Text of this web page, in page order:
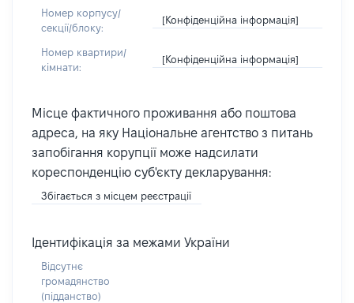
Номер корпусу/
секції/блоку:
[Конфіденційна інформація]
Номер квартири/
кімнати:
[Конфіденційна інформація]
Місце фактичного проживання або поштова
адреса, на яку Національне агентство з питань
запобігання корупції може надсилати
кореспонденцію суб'єкту декларування:
Збігається з місцем реєстрації
Ідентифікація за межами України
Відсутнє
громадянство
(підданство)